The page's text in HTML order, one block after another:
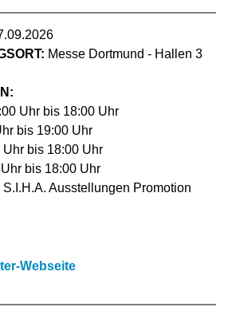
Messe Dortmund - Hallen 3
Uhr bis 18:00 Uhr
bis 19:00 Uhr
bis 18:00 Uhr
bis 18:00 Uhr
S.I.H.A. Ausstellungen Promotion
Webseite